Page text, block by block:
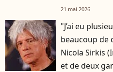
d'avis"
21 mai 2026
"J’ai eu
beaucoup de
Nicola Sirkis
et de deux